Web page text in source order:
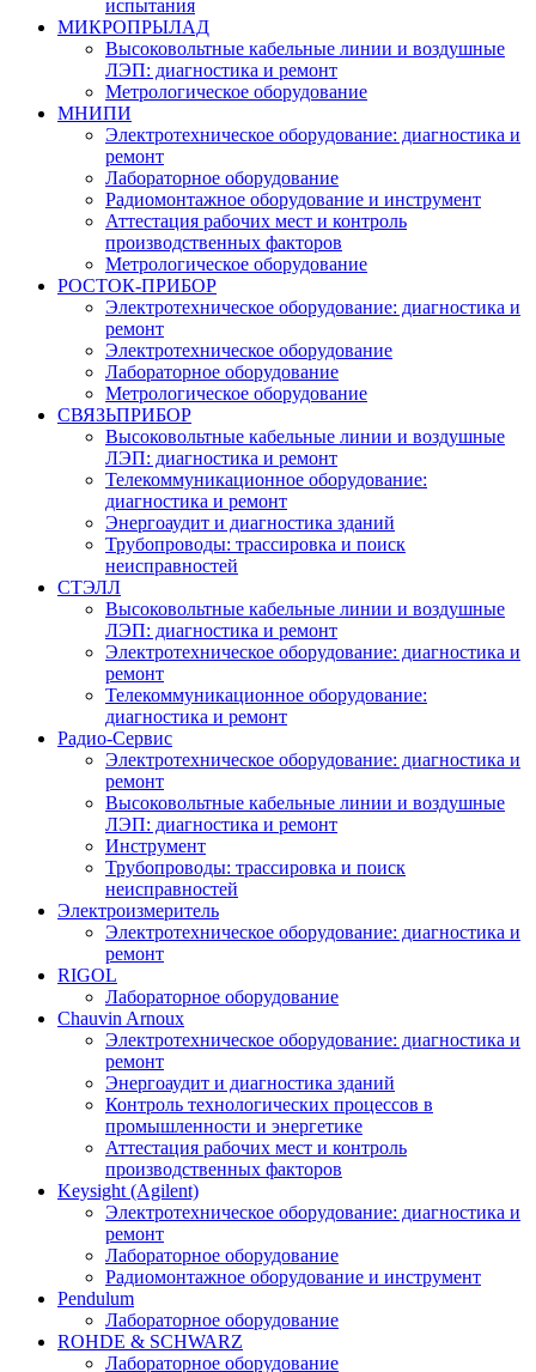
испытания
МИКРОПРЫЛАД
Высоковольтные кабельные линии и воздушные
ЛЭП: диагностика и ремонт
Метрологическое оборудование
МНИПИ
Электротехническое оборудование: диагностика и
ремонт
Лабораторное оборудование
Радиомонтажное оборудование и инструмент
Аттестация рабочих мест и контроль
производственных факторов
Метрологическое оборудование
РОСТОК-ПРИБОР
Электротехническое оборудование: диагностика и
ремонт
Электротехническое оборудование
Лабораторное оборудование
Метрологическое оборудование
СВЯЗЬПРИБОР
Высоковольтные кабельные линии и воздушные
ЛЭП: диагностика и ремонт
Телекоммуникационное оборудование:
диагностика и ремонт
Энергоаудит и диагностика зданий
Трубопроводы: трассировка и поиск
неисправностей
СТЭЛЛ
Высоковольтные кабельные линии и воздушные
ЛЭП: диагностика и ремонт
Электротехническое оборудование: диагностика и
ремонт
Телекоммуникационное оборудование:
диагностика и ремонт
Радио-Cервис
Электротехническое оборудование: диагностика и
ремонт
Высоковольтные кабельные линии и воздушные
ЛЭП: диагностика и ремонт
Инструмент
Трубопроводы: трассировка и поиск
неисправностей
Электроизмеритель
Электротехническое оборудование: диагностика и
ремонт
RIGOL
Лабораторное оборудование
Chauvin Arnoux
Электротехническое оборудование: диагностика и
ремонт
Энергоаудит и диагностика зданий
Контроль технологических процессов в
промышленности и энергетике
Аттестация рабочих мест и контроль
производственных факторов
Keysight (Agilent)
Электротехническое оборудование: диагностика и
ремонт
Лабораторное оборудование
Радиомонтажное оборудование и инструмент
Pendulum
Лабораторное оборудование
ROHDE & SCHWARZ
Лабораторное оборудование